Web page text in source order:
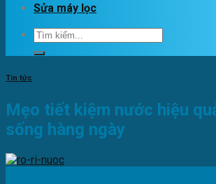
Sửa máy lọc
Tìm
kiếm:
Tin tức
Mẹo tiết kiệm nước hiệu
sống hàng ngày